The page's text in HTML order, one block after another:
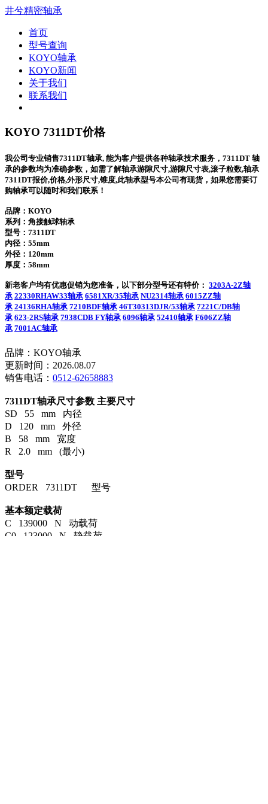
井兮精密轴承
首页
型号查询
KOYO轴承
KOYO新闻
关于我们
联系我们
KOYO 7311DT价格
我公司专业销售7311DT轴承, 能为客户提供各种轴承技术服务，7311DT 轴
承的参数均为准确参数，如需了解轴承游隙尺寸,游隙尺寸表,滚子粒数,轴承
7311DT报价,价格,外形尺寸,锥度,此轴承型号本公司有现货，如果您需要订
购轴承可以随时和我们联系！
品牌：KOYO
系列：角接触球轴承
型号： 7311DT
内径：55mm
外径：120mm
厚度：58mm
新老客户均有优惠促销为您准备，以下部分型号还有特价： 3203A-2Z轴
承 22330RHAW33轴承 6581XR/35轴承 NU2314轴承 6015ZZ轴
承 24136RHA轴承 7210BDF轴承 46T30313DJR/53轴承 7221C/DB轴
承 623-2RS轴承 7938CDB FY轴承 6096轴承 52410轴承 F606ZZ轴
承 7001AC轴承
品牌：KOYO轴承
更新时间：2026.08.07
销售电话： 0512-62658883
7311DT轴承尺寸参数 主要尺寸
SD 55 mm 内径
D 120 mm 外径
B 58 mm 宽度
R 2.0 mm (最小)
型号
ORDER 7311DT 型号
基本额定载荷
C 139000 N 动载荷
C0 123000 N 静载荷